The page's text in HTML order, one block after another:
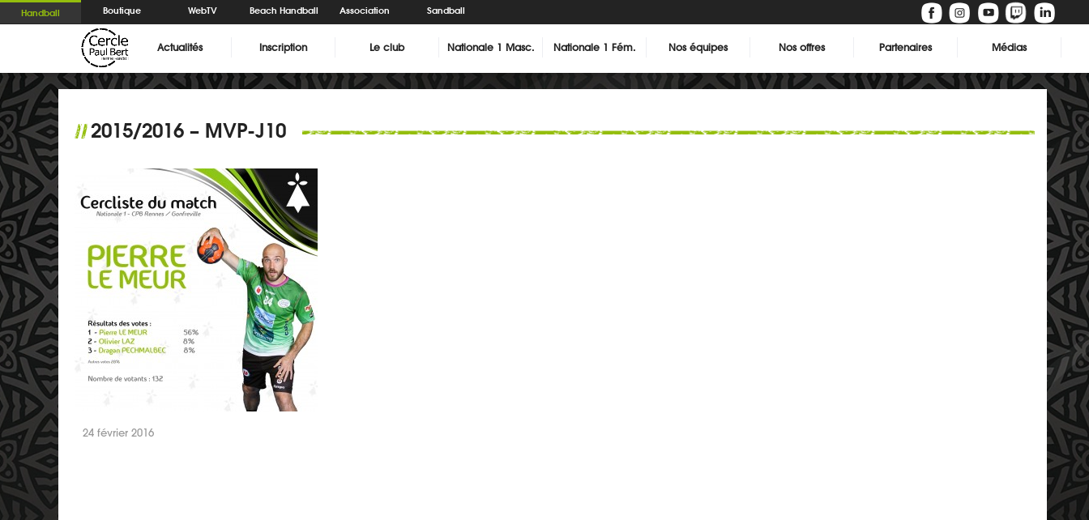
Handball Boutique WebTV Beach Handball Association Sandball
Actualités Inscription Le club Nationale 1 Masc. Nationale 1 Fém. Nos équipes Nos offres Partenaires Médias
//2015/2016 – MVP-J10
24 février 2016